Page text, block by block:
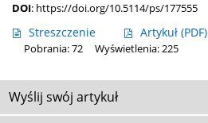
DOI: https://doi.org/10.5114/ps/177555
Streszczenie Artykuł (PDF)
Pobrania: 72
Wyświetlenia: 225
Wyślij swój artykuł